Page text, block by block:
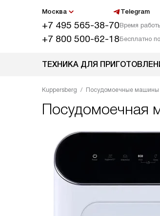
Москва Telegram
+7 495 565-38-70Время
+7 800 500-62-18Бесплатно
ТЕХНИКА ДЛЯ
Kuppersberg Посудомоечные машины
Посудомоечная